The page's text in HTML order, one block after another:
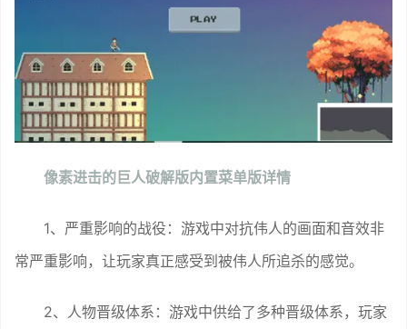
像素进击的巨人破解版内置菜单版详情
1、严重影响的战役：游戏中对抗伟人的画面和音效非
常严重影响，让玩家真正感受到被伟人所追杀的感觉。
2、人物晋级体系：游戏中供给了多种晋级体系，玩家